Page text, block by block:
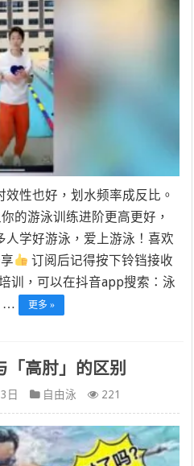
性也好，划水频率成反比。
的游泳训练进阶更高更好，
学好游泳，爱上游泳！喜欢
订阅后记得按下铃铛接收
训，可以在抖音app搜索：泳
…
更多 »
「高肘」的区别
日 自由泳 221